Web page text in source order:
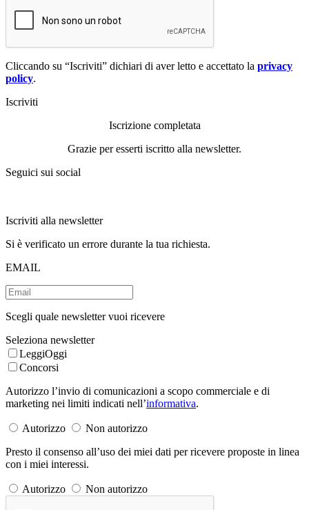
Cliccando su “Iscriviti” dichiari di aver letto e accettato la privacy
policy.
Iscriviti
Iscrizione completata
Grazie per esserti iscritto alla newsletter.
Seguici sui social
Iscriviti alla newsletter
Si è verificato un errore durante la tua richiesta.
EMAIL
Scegli quale newsletter vuoi ricevere
Seleziona newsletter
LeggiOggi
Concorsi
Autorizzo l’invio di comunicazioni a scopo commerciale e di
marketing nei limiti indicati nell’informativa.
Autorizzo
Non autorizzo
Presto il consenso all’uso dei miei dati per ricevere proposte in linea
con i miei interessi.
Autorizzo Non autorizzo